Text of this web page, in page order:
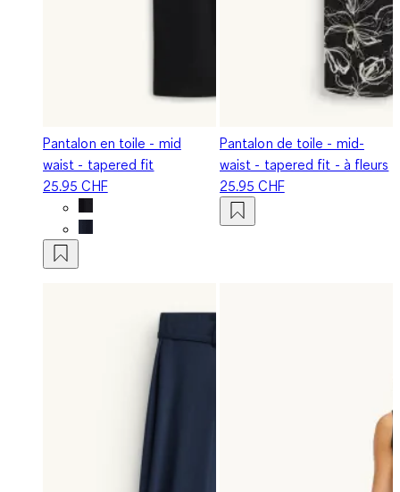
Pantalon en toile - mid
waist - tapered fit
25.95 CHF
Pantalon de toile - mid-
waist - tapered fit - à fleurs
25.95 CHF